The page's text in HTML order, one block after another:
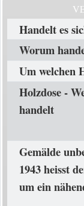
Handelt es
Worum
Um welchen
Holzdose -
handelt
Gemälde
1943 heisst
um ein